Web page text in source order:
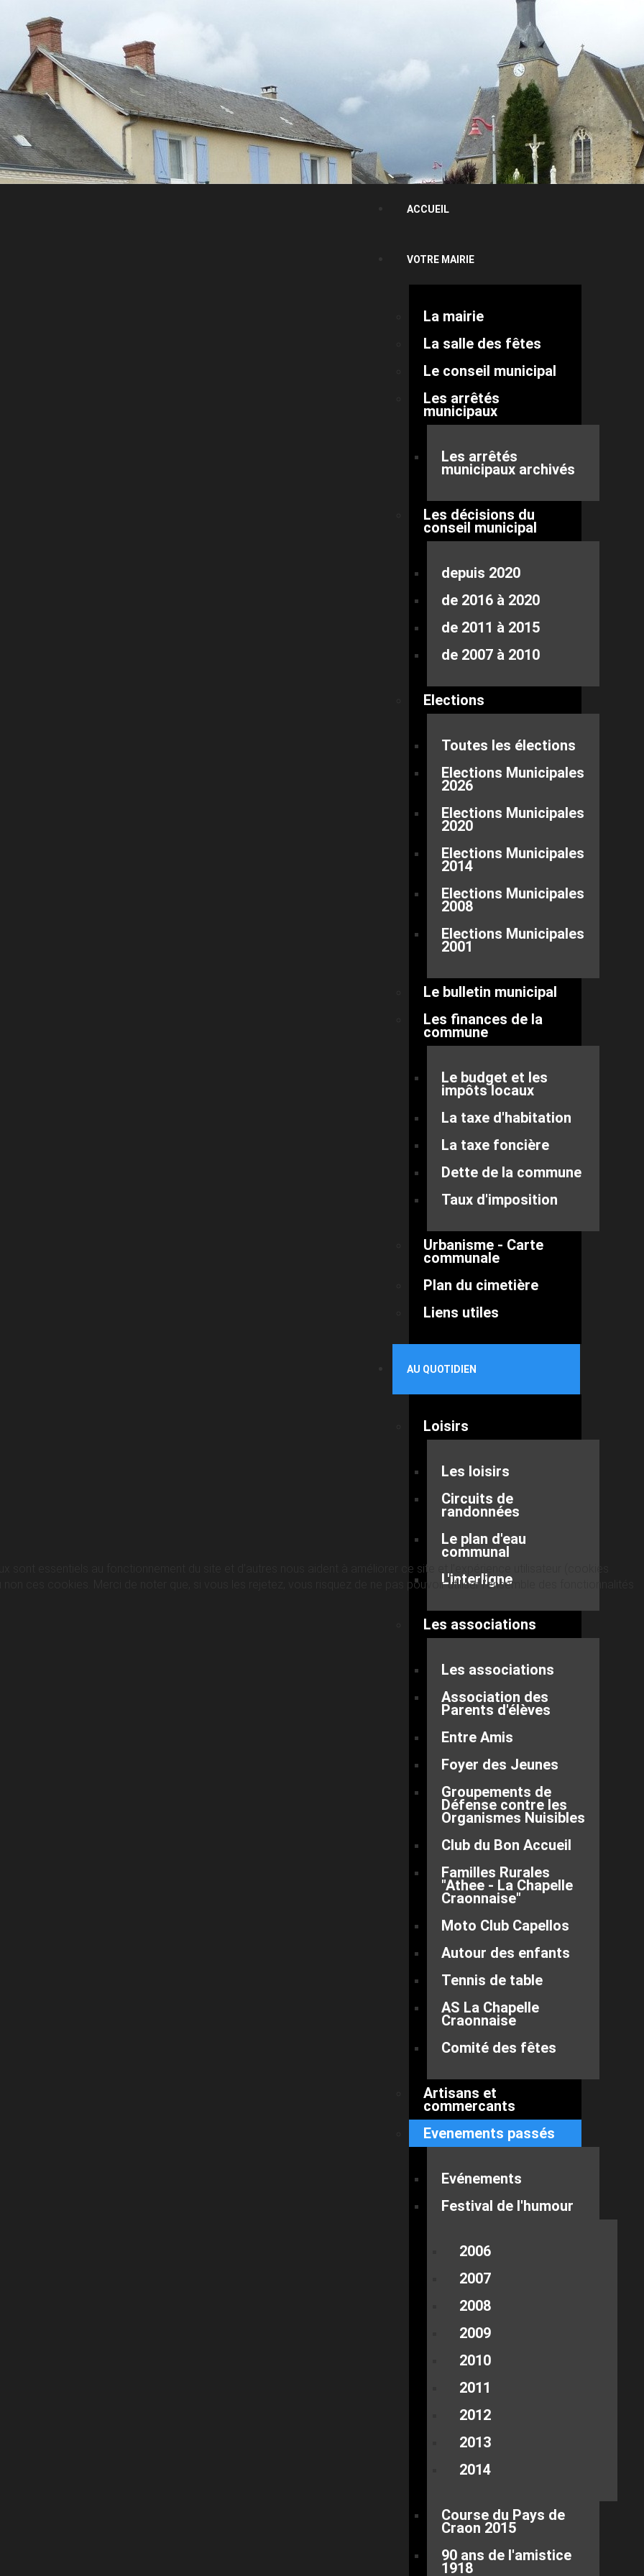
ACCUEIL
VOTRE MAIRIE
La mairie
La salle des fêtes
Le conseil municipal
Les arrêtés
municipaux
Les arrêtés
municipaux archivés
Les décisions du
conseil municipal
depuis 2020
de 2016 à 2020
de 2011 à 2015
de 2007 à 2010
Elections
Toutes les élections
Elections Municipales
2026
Elections Municipales
2020
Elections Municipales
2014
Elections Municipales
2008
Elections Municipales
2001
Le bulletin municipal
Les finances de la
commune
Le budget et les
impôts locaux
La taxe d'habitation
La taxe foncière
Dette de la commune
Taux d'imposition
Urbanisme - Carte
communale
Plan du cimetière
Liens utiles
AU QUOTIDIEN
Loisirs
Les loisirs
Circuits de
randonnées
Le plan d'eau
communal
L'interligne
Les associations
Les associations
Association des
Parents d'élèves
Entre Amis
Foyer des Jeunes
Groupements de
Défense contre les
Organismes Nuisibles
Club du Bon Accueil
Familles Rurales
"Athee - La Chapelle
Craonnaise"
Moto Club Capellos
Autour des enfants
Tennis de table
AS La Chapelle
Craonnaise
Comité des fêtes
Artisans et
commercants
Evenements passés
Evénements
Festival de l'humour
2006
2007
2008
2009
2010
2011
2012
2013
2014
Course du Pays de
Craon 2015
90 ans de l'amistice
1918
sont essentiels au fonctionnement du site et d’autres nous aident à améliorer ce site et l’expérience utilisateur (cookies
ces cookies. Merci de noter que, si vous les rejetez, vous risquez de ne pas pouvoir utiliser l’ensemble des fonctionnalités